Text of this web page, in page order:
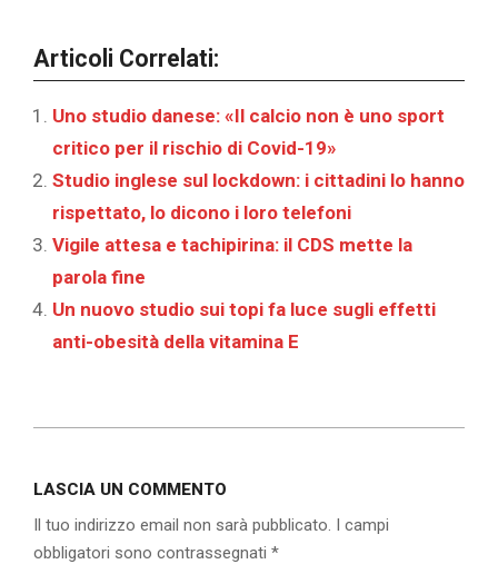
Articoli Correlati:
Uno studio danese: «Il calcio non è uno sport
critico per il rischio di Covid-19»
Studio inglese sul lockdown: i cittadini lo hanno
rispettato, lo dicono i loro telefoni
Vigile attesa e tachipirina: il CDS mette la
parola fine
‎Un nuovo studio sui topi fa luce sugli effetti
anti-obesità della vitamina E‎
16
LASCIA UN COMMENTO
Il tuo indirizzo email non sarà pubblicato. I campi
obbligatori sono contrassegnati *